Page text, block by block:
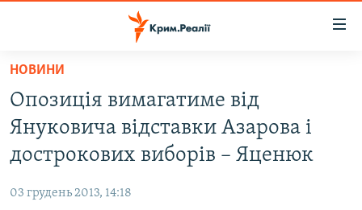
Перейти
основного
матеріалу
Перейти
до
основної
навігації
ВОДА.КРИМ
ВІДЕО ТА ФОТО
БЛОГИ
НОВИНИ
Опозиція вимагатиме від
Януковича відставки Азарова і
дострокових виборів – Яценюк
03 грудень 2013, 14:18